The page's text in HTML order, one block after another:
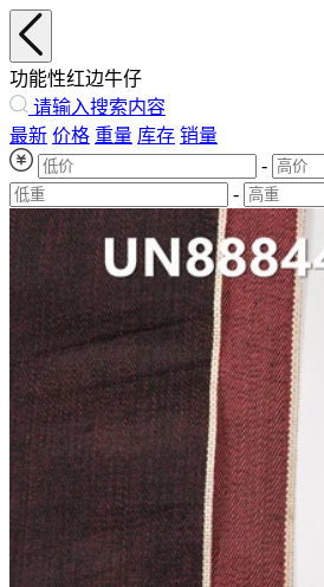
功能性红边牛仔
请输入搜索内容
最新 价格 重量 库存 销量
-
-